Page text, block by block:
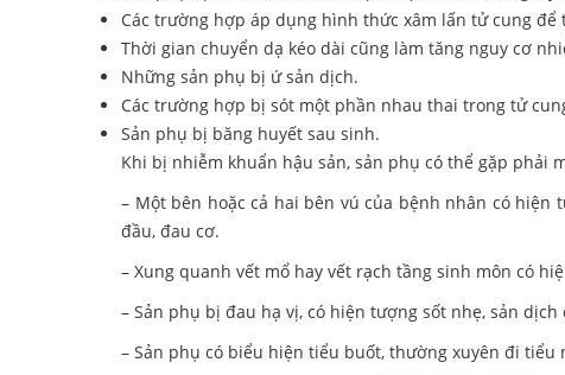
Các trường hợp áp dụng hình thức xâm lấn tử cung
Thời gian chuyển dạ kéo dài cũng làm tăng nguy cơ
Những sản phụ bị ứ sản dịch.
Các trường hợp bị sót một phần nhau thai trong tử
Sản phụ bị băng huyết sau sinh.
Khi bị nhiễm khuẩn hậu sản, sản phụ có thể gặp phải
– Một bên hoặc cả hai bên vú của bệnh nhân có
đầu, đau cơ.
– Xung quanh vết mổ hay vết rạch tầng sinh môn có
– Sản phụ bị đau hạ vị, có hiện tượng sốt nhẹ, sản dịch
– Sản phụ có biểu hiện tiểu buốt, thường xuyên đi